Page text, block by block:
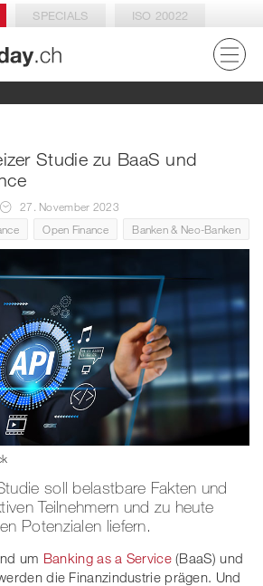
SPECIALS ISO 20022
Studie zu BaaS und
27. November 2023
Open Finance Banken & Neo-Banken
soll belastbare Fakten und
Teilnehmern und zu heute
Potenzialen liefern.
um Banking as a Service(BaaS) und
die Finanzindustrie prägen. Und